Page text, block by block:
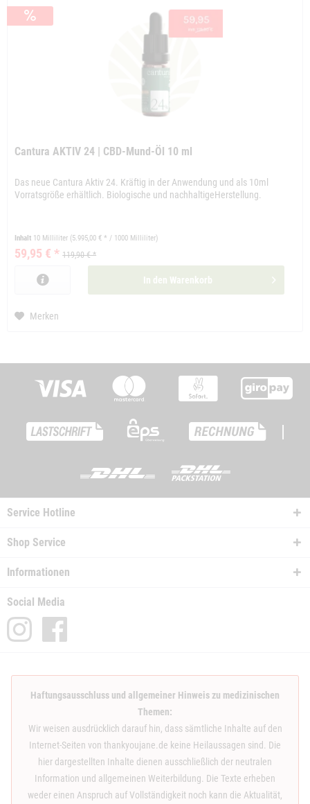
Cantura AKTIV 24 | CBD-Mund-Öl 10 ml
Das neue Cantura Aktiv 24. Kräftig in der Anwendung und als 10ml
Vorratsgröße erhältlich. Biologische und nachhaltigeHerstellung.
Inhalt 10 Milliliter (5.995,00 € * / 1000 Milliliter)
59,95 € * 119,90 € *
In den Warenkorb
Merken
|
Service Hotline
Shop Service
Informationen
Social Media
Haftungsausschluss und allgemeiner Hinweis zu medizinischen
Themen:
Wir weisen ausdrücklich darauf hin, dass sämtliche Inhalte auf den
Internet-Seiten von thankyoujane.de keine Heilaussagen sind. Die
hier dargestellten Inhalte dienen ausschließlich der neutralen
Information und allgemeinen Weiterbildung. Die Texte erheben
weder einen Anspruch auf Vollständigkeit noch kann die Aktualität,